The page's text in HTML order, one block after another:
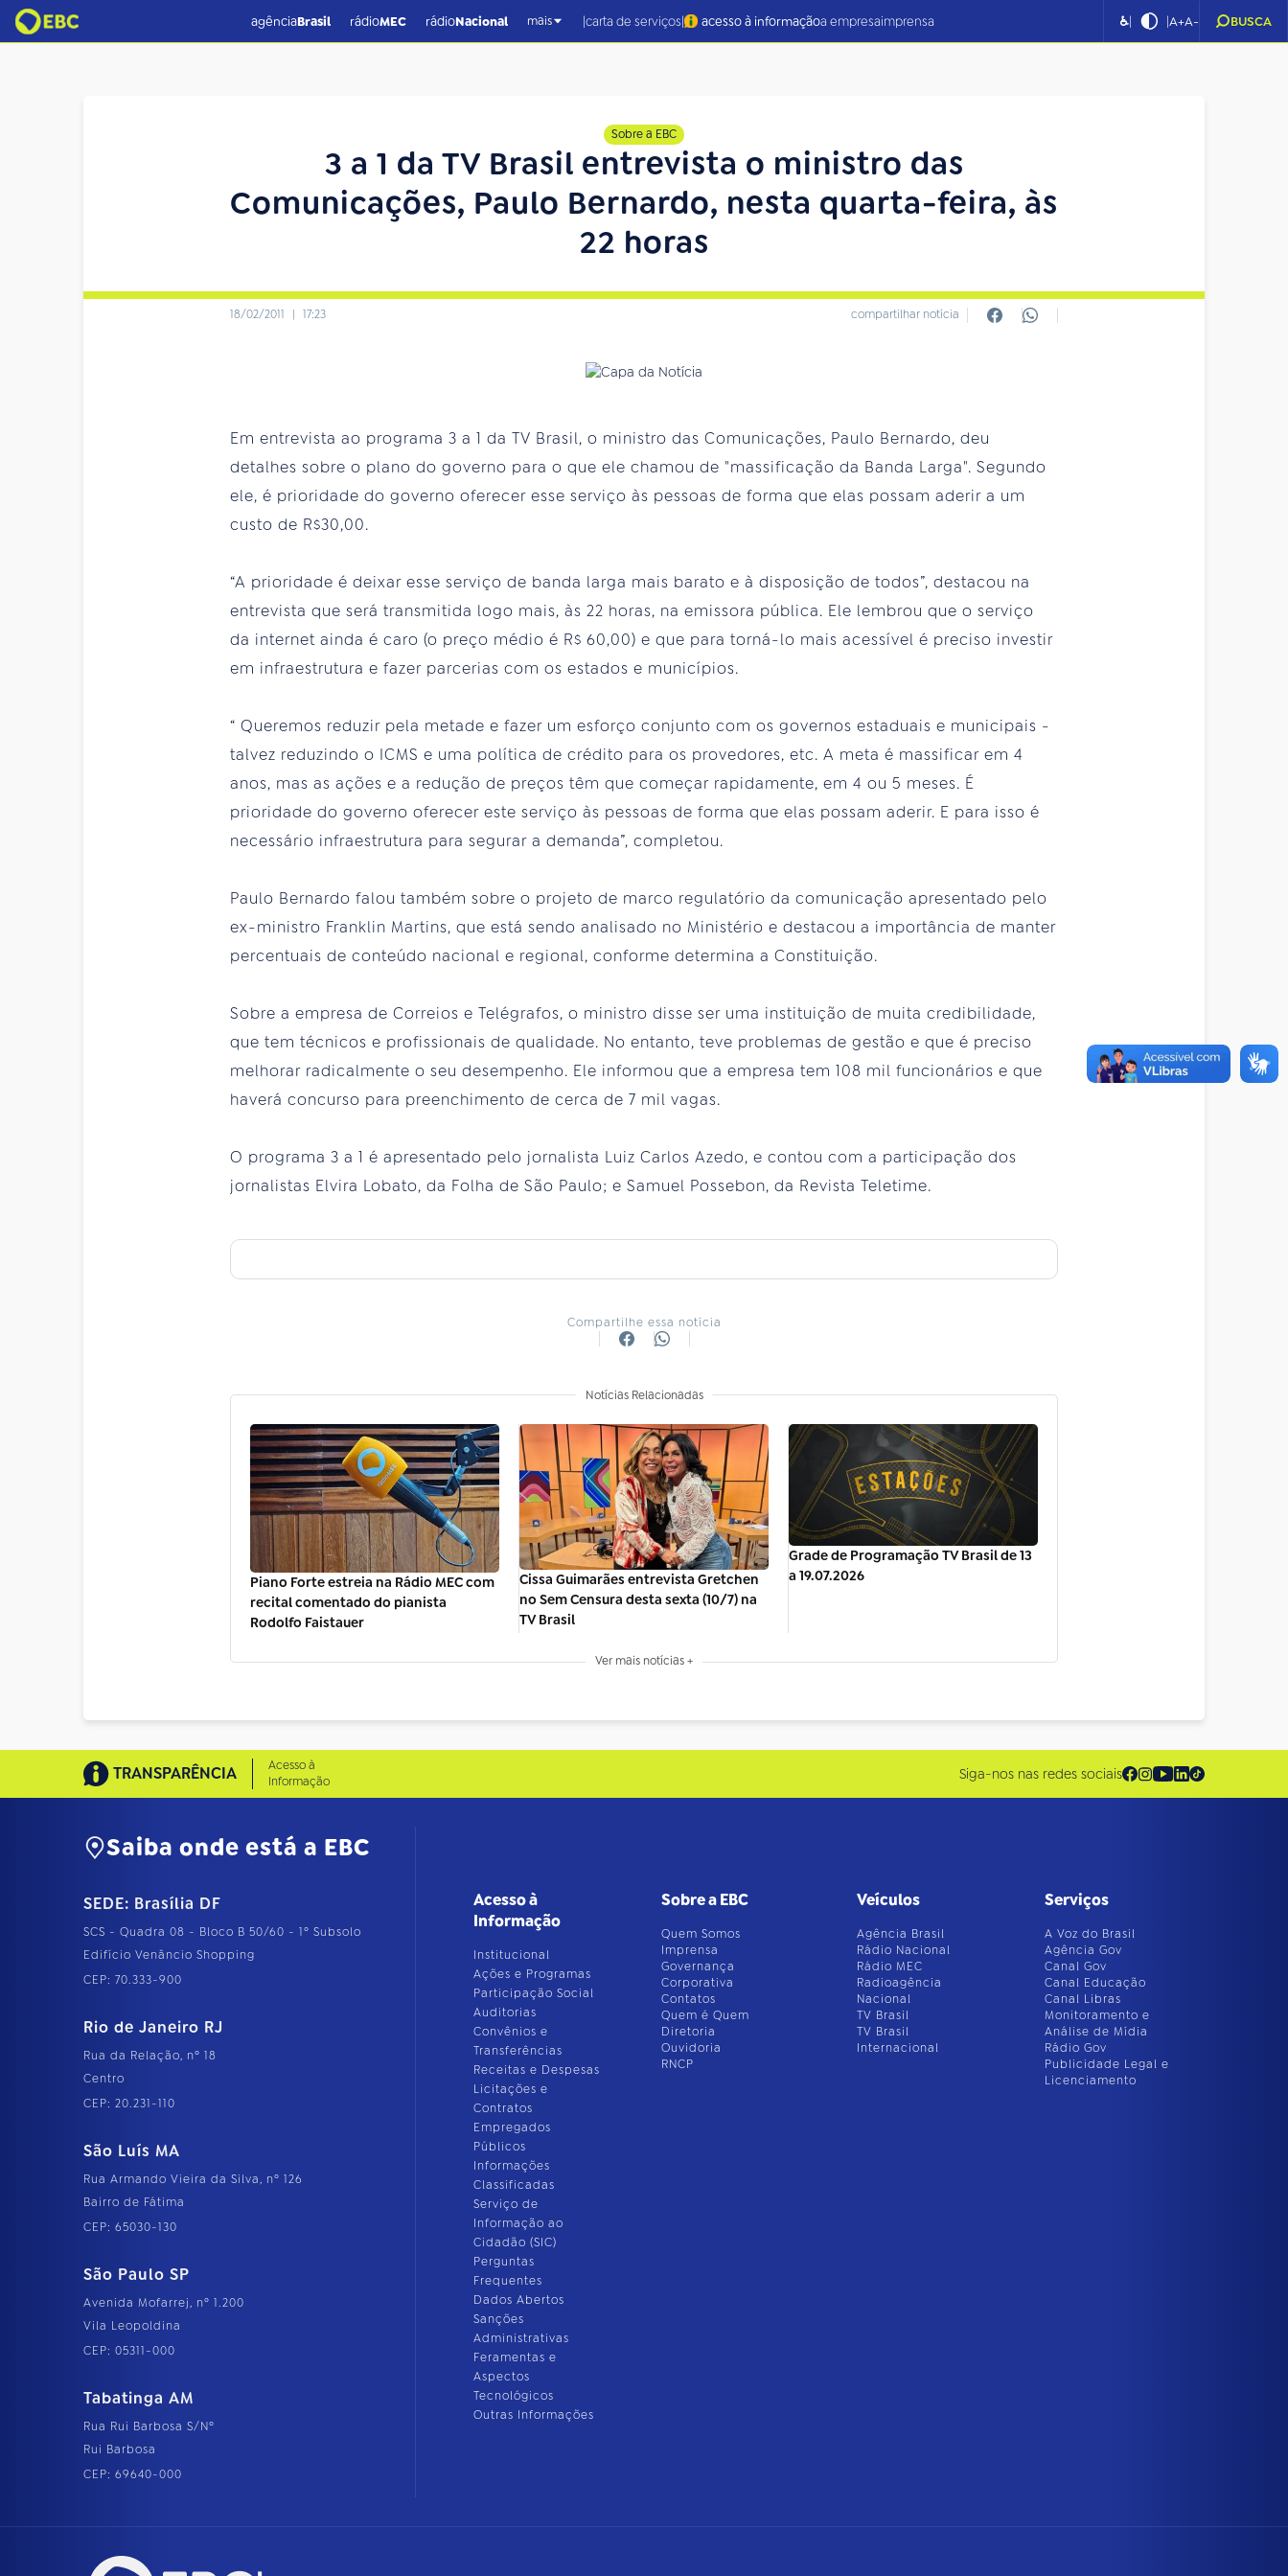
agênciaBrasil rádioMEC rádioNacional mais |carta de serviços| acesso à informaçãoa empresaimprensa ♿| |A+A- BUSCA
Sobre a EBC
3 a 1 da TV Brasil entrevista o ministro das
Comunicações, Paulo Bernardo, nesta quarta-feira, às
22 horas
18/02/2011 | 17:23 compartilhar notícia
Em entrevista ao programa 3 a 1 da TV Brasil, o ministro das Comunicações, Paulo Bernardo, deu
detalhes sobre o plano do governo para o que ele chamou de "massificação da Banda Larga". Segundo
ele, é prioridade do governo oferecer esse serviço às pessoas de forma que elas possam aderir a um
custo de R$30,00.
“A prioridade é deixar esse serviço de banda larga mais barato e à disposição de todos”, destacou na
entrevista que será transmitida logo mais, às 22 horas, na emissora pública. Ele lembrou que o serviço
da internet ainda é caro (o preço médio é R$ 60,00) e que para torná-lo mais acessível é preciso investir
em infraestrutura e fazer parcerias com os estados e municípios.
“ Queremos reduzir pela metade e fazer um esforço conjunto com os governos estaduais e municipais -
talvez reduzindo o ICMS e uma política de crédito para os provedores, etc. A meta é massificar em 4
anos, mas as ações e a redução de preços têm que começar rapidamente, em 4 ou 5 meses. É
prioridade do governo oferecer este serviço às pessoas de forma que elas possam aderir. E para isso é
necessário infraestrutura para segurar a demanda”, completou.
Paulo Bernardo falou também sobre o projeto de marco regulatório da comunicação apresentado pelo
ex-ministro Franklin Martins, que está sendo analisado no Ministério e destacou a importância de manter
percentuais de conteúdo nacional e regional, conforme determina a Constituição.
Sobre a empresa de Correios e Telégrafos, o ministro disse ser uma instituição de muita credibilidade,
que tem técnicos e profissionais de qualidade. No entanto, teve problemas de gestão e que é preciso
melhorar radicalmente o seu desempenho. Ele informou que a empresa tem 108 mil funcionários e que
haverá concurso para preenchimento de cerca de 7 mil vagas.
O programa 3 a 1 é apresentado pelo jornalista Luiz Carlos Azedo, e contou com a participação dos
jornalistas Elvira Lobato, da Folha de São Paulo; e Samuel Possebon, da Revista Teletime.
Compartilhe essa notícia
Notícias Relacionadas
Piano Forte estreia na Rádio MEC com
recital comentado do pianista
Rodolfo Faistauer
Cissa Guimarães entrevista Gretchen
no Sem Censura desta sexta (10/7) na
TV Brasil
Grade de Programação TV Brasil de 13
a 19.07.2026
Ver mais notícias +
TRANSPARÊNCIA
Acesso à
Informação
Siga-nos nas redes sociais
Saiba onde está a EBC
SEDE: Brasília DF
SCS - Quadra 08 - Bloco B 50/60 - 1º Subsolo
Edifício Venâncio Shopping
CEP: 70.333-900
Rio de Janeiro RJ
Rua da Relação, nº 18
Centro
CEP: 20.231-110
São Luís MA
Rua Armando Vieira da Silva, nº 126
Bairro de Fátima
CEP: 65030-130
São Paulo SP
Avenida Mofarrej, nº 1.200
Vila Leopoldina
CEP: 05311-000
Tabatinga AM
Rua Rui Barbosa S/Nº
Rui Barbosa
CEP: 69640-000
Acesso à
Informação
Institucional
Ações e Programas
Participação Social
Auditorias
Convênios e
Transferências
Receitas e Despesas
Licitações e
Contratos
Empregados
Públicos
Informações
Classificadas
Serviço de
Informação ao
Cidadão (SIC)
Perguntas
Frequentes
Dados Abertos
Sanções
Administrativas
Feramentas e
Aspectos
Tecnológicos
Outras Informações
Sobre a EBC
Quem Somos
Imprensa
Governança
Corporativa
Contatos
Quem é Quem
Diretoria
Ouvidoria
RNCP
Veículos
Agência Brasil
Rádio Nacional
Rádio MEC
Radioagência
Nacional
TV Brasil
TV Brasil
Internacional
Serviços
A Voz do Brasil
Agência Gov
Canal Gov
Canal Educação
Canal Libras
Monitoramento e
Análise de Mídia
Rádio Gov
Publicidade Legal e
Licenciamento